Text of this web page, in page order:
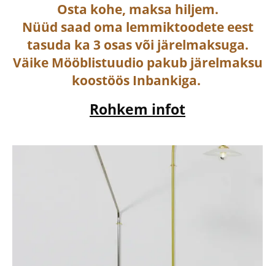
Osta kohe, maksa hiljem.
Nüüd saad oma lemmiktoodete eest
tasuda ka 3 osas või järelmaksuga.
Väike Mööblistuudio pakub järelmaksu
koostöös Inbankiga.
Rohkem infot